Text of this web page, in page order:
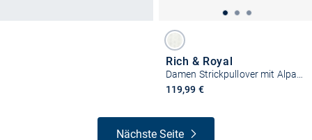
Rich & Royal
119,99 €
Nächste Seite